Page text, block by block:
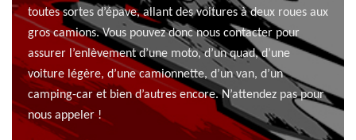
toutes sortes d’épave, allant des voitures à deux roues aux
gros camions. Vous pouvez donc nous contacter pour
assurer l’enlèvement d’une moto, d’un quad, d’une
voiture légère, d’une camionnette, d’un van, d’un
camping-car et bien d’autres encore. N’attendez pas pour
nous appeler !